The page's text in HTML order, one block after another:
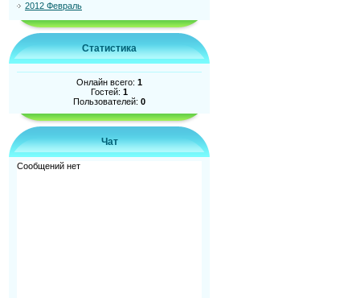
2012 Февраль
Статистика
Онлайн всего: 1
Гостей: 1
Пользователей: 0
Чат